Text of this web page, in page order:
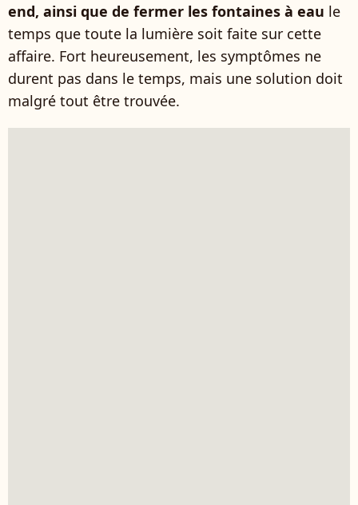
end, ainsi que de fermer les fontaines à eau le
temps que toute la lumière soit faite sur cette
affaire. Fort heureusement, les symptômes ne
durent pas dans le temps, mais une solution doit
malgré tout être trouvée.